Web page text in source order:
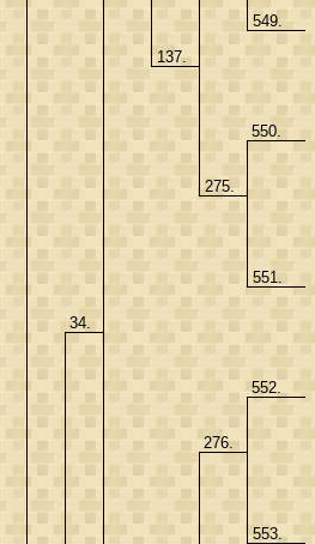
34.
137.
549.
275.
550.
551.
276.
552.
553.